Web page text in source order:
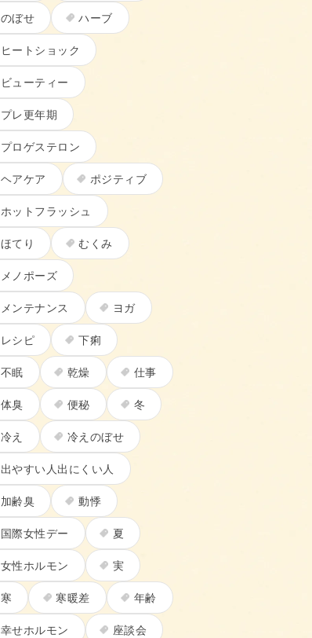
のぼせ ハーブ
ヒートショック
ビューティー
プレ更年期
プロゲステロン
ヘアケア ポジティブ
ホットフラッシュ
ほてり むくみ
メノポーズ
メンテナンス ヨガ
レシピ 下痢
不眠 乾燥 仕事
体臭 便秘 冬
冷え 冷えのぼせ
出やすい人出にくい人
加齢臭 動悸
国際女性デー 夏
女性ホルモン 実
寒 寒暖差 年齢
幸せホルモン 座談会